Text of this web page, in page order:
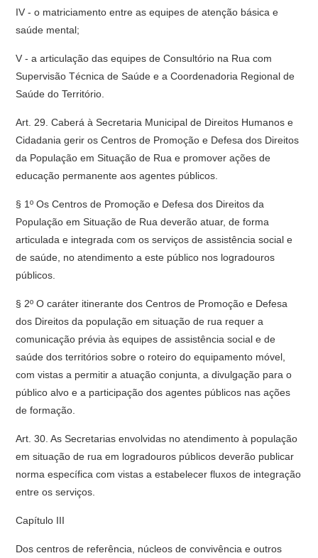
IV - o matriciamento entre as equipes de atenção básica e
saúde mental;
V - a articulação das equipes de Consultório na Rua com
Supervisão Técnica de Saúde e a Coordenadoria Regional de
Saúde do Território.
Art. 29. Caberá à Secretaria Municipal de Direitos Humanos e
Cidadania gerir os Centros de Promoção e Defesa dos Direitos
da População em Situação de Rua e promover ações de
educação permanente aos agentes públicos.
§ 1º Os Centros de Promoção e Defesa dos Direitos da
População em Situação de Rua deverão atuar, de forma
articulada e integrada com os serviços de assistência social e
de saúde, no atendimento a este público nos logradouros
públicos.
§ 2º O caráter itinerante dos Centros de Promoção e Defesa
dos Direitos da população em situação de rua requer a
comunicação prévia às equipes de assistência social e de
saúde dos territórios sobre o roteiro do equipamento móvel,
com vistas a permitir a atuação conjunta, a divulgação para o
público alvo e a participação dos agentes públicos nas ações
de formação.
Art. 30. As Secretarias envolvidas no atendimento à população
em situação de rua em logradouros públicos deverão publicar
norma específica com vistas a estabelecer fluxos de integração
entre os serviços.
Capítulo III
Dos centros de referência, núcleos de convivência e outros